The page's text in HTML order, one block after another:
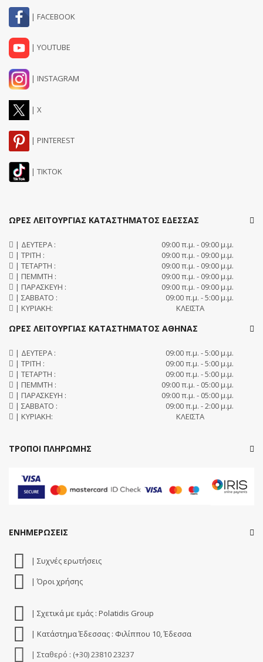
| FACEBOOK
| YOUTUBE
| INSTAGRAM
| X
| PINTEREST
| TIKTOK
ΩΡΕΣ ΛΕΙΤΟΥΡΓΙΑΣ ΚΑΤΑΣΤΗΜΑΤΟΣ ΕΔΕΣΣΑΣ
| ΔΕΥΤΕΡΑ :
09:00 π.μ. - 09:00 μ.μ.
| ΤΡΙΤΗ :
09:00 π.μ. - 09:00 μ.μ.
| ΤΕΤΑΡΤΗ :
09:00 π.μ. - 09:00 μ.μ.
| ΠΕΜΜΤΗ :
09:00 π.μ. - 09:00 μ.μ.
| ΠΑΡΑΣΚΕΥΗ :
09:00 π.μ. - 09:00 μ.μ.
| ΣΑΒΒΑΤΟ :
09:00 π.μ. - 5:00 μ.μ.
| ΚΥΡΙΑΚΗ:
ΚΛΕΙΣΤΑ
ΩΡΕΣ ΛΕΙΤΟΥΡΓΙΑΣ ΚΑΤΑΣΤΗΜΑΤΟΣ ΑΘΗΝΑΣ
| ΔΕΥΤΕΡΑ :
09:00 π.μ. - 5:00 μ.μ.
| ΤΡΙΤΗ :
09:00 π.μ. - 5:00 μ.μ.
| ΤΕΤΑΡΤΗ :
09:00 π.μ. - 5:00 μ.μ.
| ΠΕΜΜΤΗ :
09:00 π.μ. - 05:00 μ.μ.
| ΠΑΡΑΣΚΕΥΗ :
09:00 π.μ. - 05:00 μ.μ.
| ΣΑΒΒΑΤΟ :
09:00 π.μ. - 2:00 μ.μ.
| ΚΥΡΙΑΚΗ:
ΚΛΕΙΣΤΑ
ΤΡΟΠΟΙ ΠΛΗΡΩΜΗΣ
ΕΝΗΜΕΡΩΣΕΙΣ
| Συχνές ερωτήσεις
| Όροι χρήσης
| Σχετικά με εμάς : Polatidis Group
| Κατάστημα Έδεσσας : Φιλίππου 10, Έδεσσα
| Σταθερό : (+30) 23810 23237